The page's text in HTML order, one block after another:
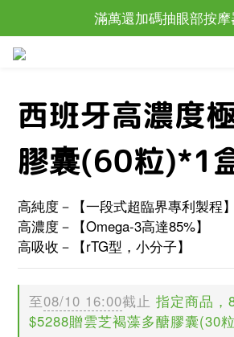
父親節優惠｜滿額送南瓜籽
滿萬還加碼抽眼部按
父親節優惠｜滿額送南瓜籽
西班牙高濃度
膠囊(60粒)*1
高純度－【一段式超臨界專利製程】
高濃度－【Omega-3高達85%】
高吸收－【rTG型，小分子】
至08/10 16:00截止 指定商品，
$5288贈雲芝褐藻多醣膠囊(30